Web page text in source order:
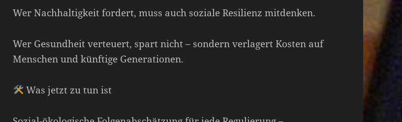
Wer Nachhaltigkeit fordert, muss auch soziale Resilienz mitdenken.
Wer Gesundheit verteuert, spart nicht – sondern verlagert Kosten auf
Menschen und künftige Generationen.
Was jetzt zu tun ist